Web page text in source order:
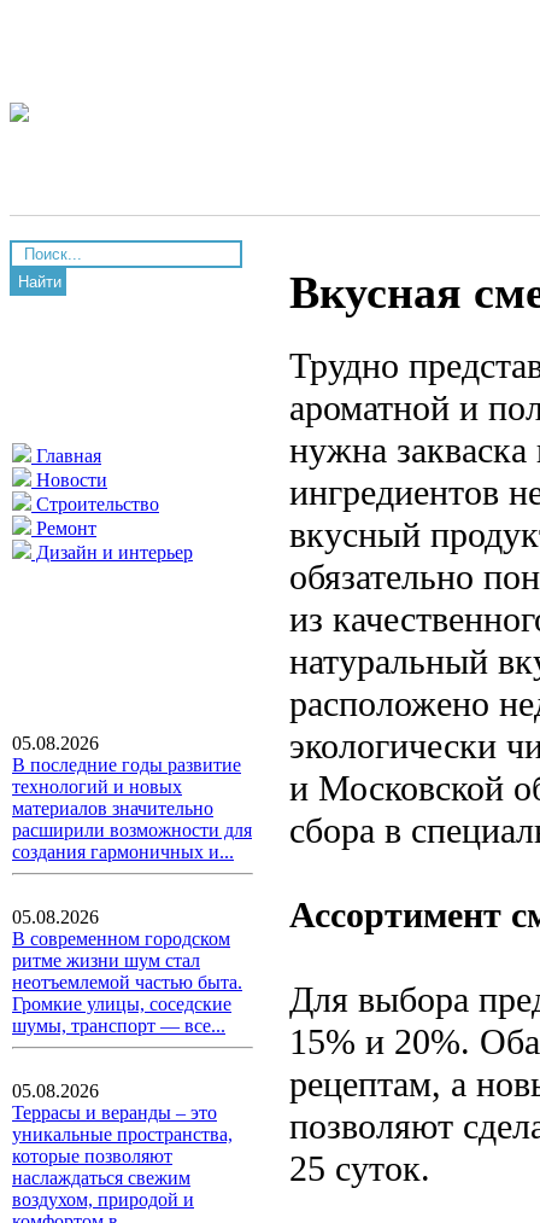
Найти
Главная
Новости
Строительство
Ремонт
Дизайн и интерьер
05.08.2026
В последние годы развитие
технологий и новых
материалов значительно
расширили возможности для
создания гармоничных и...
05.08.2026
В современном городском
ритме жизни шум стал
неотъемлемой частью быта.
Громкие улицы, соседские
шумы, транспорт — все...
05.08.2026
Террасы и веранды – это
уникальные пространства,
которые позволяют
наслаждаться свежим
воздухом, природой и
Вкусная
Трудно
ароматной и
нужна
ингредиентов
вкусный
обязательно
из
натуральный
расположено
экологически
и Московской
сбора в
Ассортимент
Для выбора
15% и 20%.
рецептам, а
позволяют
25 суток.